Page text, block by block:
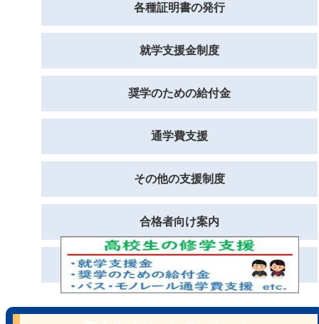
各種証明書の発行
就学支援金制度
奨学のための給付金
通学費支援
その他の支援制度
合格者向け案内